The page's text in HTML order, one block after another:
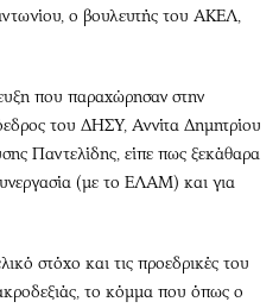
ο βουλευτής του ΑΚΕΛ,
που παραχώρησαν στην
του ΔΗΣΥ, Αννίτα Δημητρίου
Παντελίδης, είπε πως ξεκάθαρα
(με το ΕΛΑΜ) και για
στόχο και τις προεδρικές του
το κόμμα που όπως ο